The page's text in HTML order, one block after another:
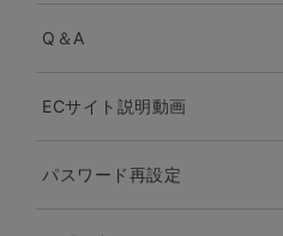
Q＆A
ECサイト説明動画
パスワード再設定